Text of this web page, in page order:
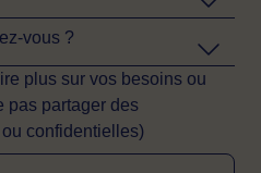
vous ?
plus sur vos besoins ou
pas partager des
confidentielles)